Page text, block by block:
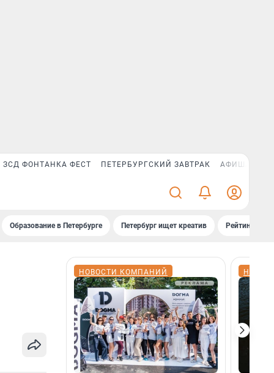
ЗСД ФОНТАНКА ФЕСТ ПЕТЕРБУРГСКИЙ ЗАВТРАК АФИША PLUS
Образование в Петербурге Петербург ищет креатив Рейтинги
НОВОСТИ КОМПАНИЙ